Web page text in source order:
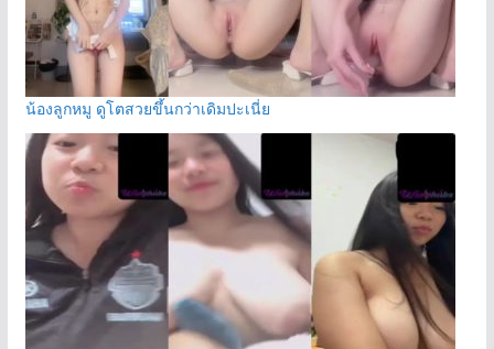
น้องลูกหมู ดูโตสวยขึ้นกว่าเดิมปะเนี่ย